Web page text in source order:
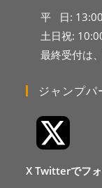
平 日:
土日祝:
最終受付は
ジャンプパ
X Twitterでフ